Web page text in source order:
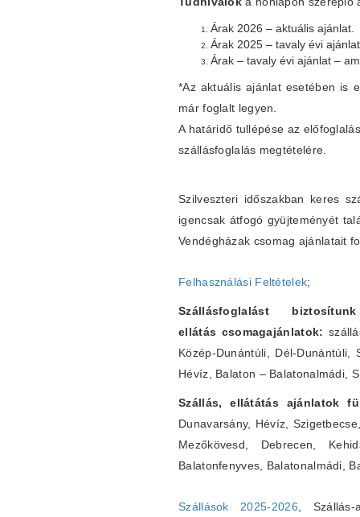
Árak 2026 – aktuális ajánlat.
Árak 2025 – tavaly évi
Árak – tavaly évi ajánlat –
*Az aktuális ajánlat esetében is
már foglalt legyen.
A határidő tullépése az
szállásfoglalás megtételére.
Szilveszteri időszakban keres
igencsak átfogó gyüjteményét
Vendégházak csomag ajánlatait
Felhasználási Feltételek;
Szállásfoglalást
ellátás csomagajánlatok:
Közép-Dunántúli, Dél-Dunántúli,
Hévíz, Balaton – Balatonalmádi,
Szállás, ellátátás ajánlatok
Dunavarsány, Hévíz,
Mezőkövesd, Debrecen,
Balatonfenyves, Balatonalmádi,
Szállások 2025-2026, Szállás-